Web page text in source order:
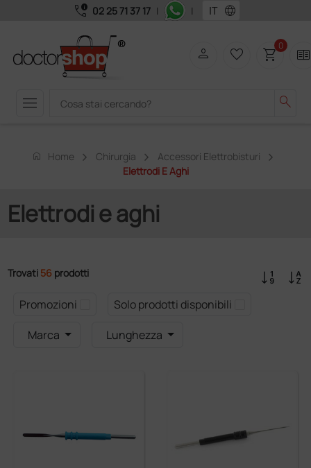
call_quality 02 25 71 37 17 | | language
menu search
person favorite_border shopping_cart0 two_pager
home Home Chirurgia
Accessori Elettrobisturi
Elettrodi E Aghi
Elettrodi e aghi
Trovati 56 prodotti
Promozioni
Solo prodotti disponibili
Marca
Lunghezza